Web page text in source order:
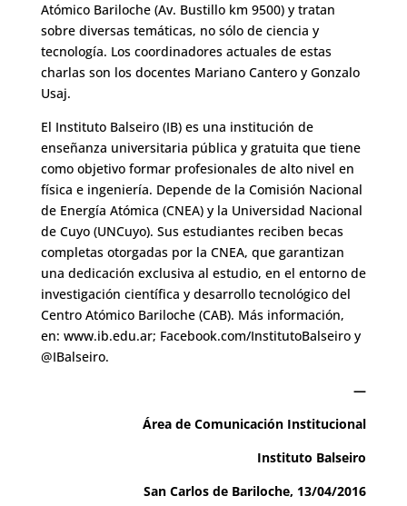
Atómico Bariloche (Av. Bustillo km 9500) y tratan
sobre diversas temáticas, no sólo de ciencia y
tecnología. Los coordinadores actuales de estas
charlas son los docentes Mariano Cantero y Gonzalo
Usaj.
El Instituto Balseiro (IB) es una institución de
enseñanza universitaria pública y gratuita que tiene
como objetivo formar profesionales de alto nivel en
física e ingeniería. Depende de la Comisión Nacional
de Energía Atómica (CNEA) y la Universidad Nacional
de Cuyo (UNCuyo). Sus estudiantes reciben becas
completas otorgadas por la CNEA, que garantizan
una dedicación exclusiva al estudio, en el entorno de
investigación científica y desarrollo tecnológico del
Centro Atómico Bariloche (CAB). Más información,
en: www.ib.edu.ar; Facebook.com/InstitutoBalseiro y
@IBalseiro.
—
Área de Comunicación Institucional
Instituto Balseiro
San Carlos de Bariloche, 13/04/2016